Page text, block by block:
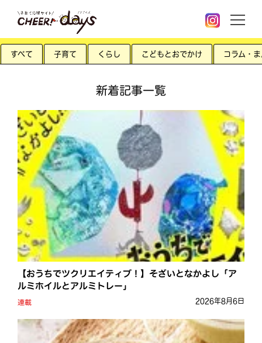
すべて 子育て くらし こどもとおでかけ コラム・
新着記事一覧
【おうちでツクリエイティブ！】そざいとなかよし「ア
ルミホイルとアルミトレー」
連載 2026年8月6日